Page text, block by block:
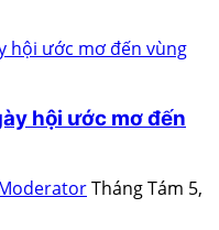
hội ước mơ đến
Tháng Tám 5,